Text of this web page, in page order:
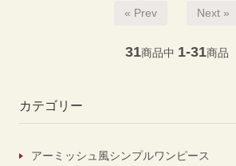
« Prev Next »
31商品中 1-31商品
カテゴリー
アーミッシュ風シンプルワンピース